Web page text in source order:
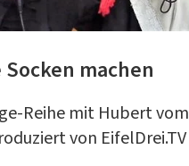
machen
Reihe mit Hubert vom
von EifelDrei.TV